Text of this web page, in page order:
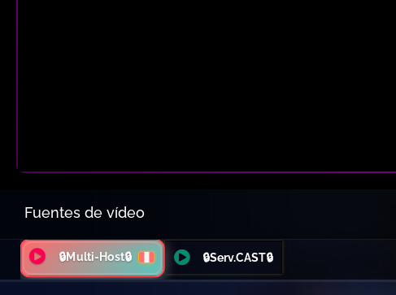
Fuentes de vídeo
🔒Multi-Host🔒 🔒Serv.CAST🔒